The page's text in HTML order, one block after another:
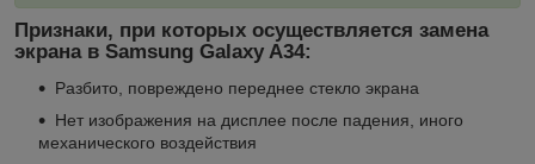
Признаки, при которых осуществляется замена
экрана в Samsung Galaxy A34:
Разбито, повреждено переднее стекло экрана
Нет изображения на дисплее после падения, иного
механического воздействия